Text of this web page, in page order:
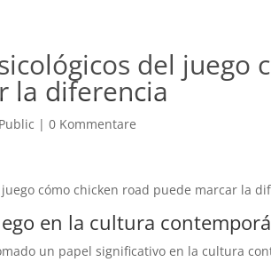
del juego
la diferencia
Public |0 Kommentare
cómo chicken road puede marcar la
en la cultura
un papel significativo en la cultura